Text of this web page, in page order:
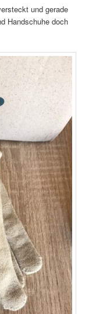
und gerade
Handschuhe doch